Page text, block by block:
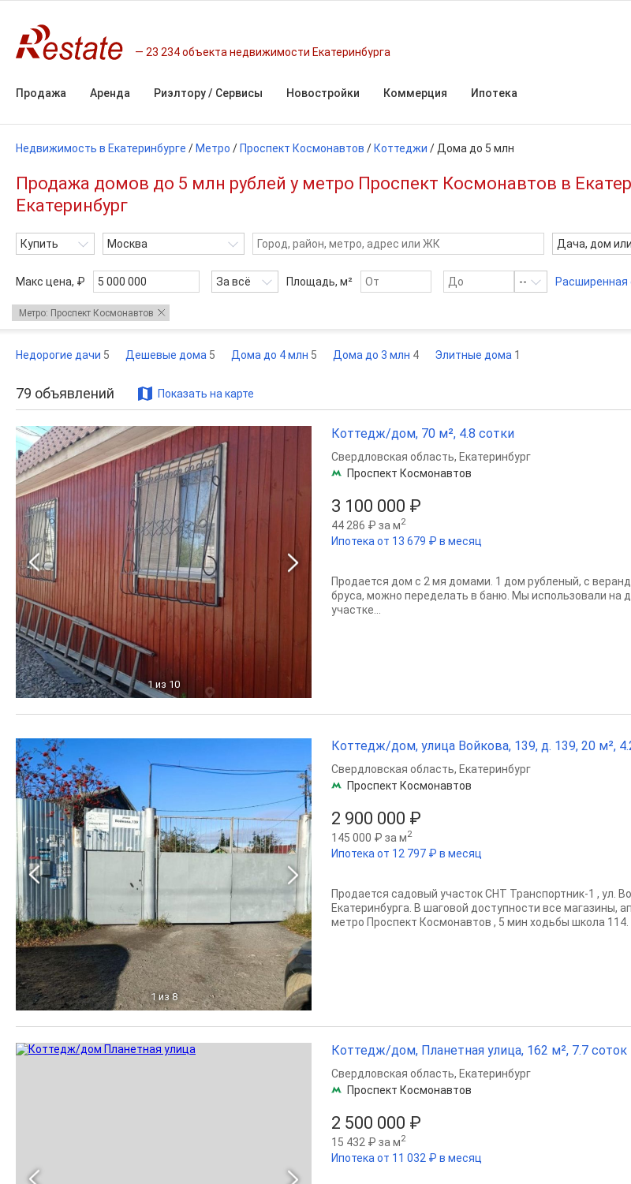
23 234 объекта недвижимости Екатеринбурга
Продажа Аренда Риэлтору / Сервисы Новостройки Коммерция Ипотека
Недвижимость в Екатеринбурге / Метро / Проспект Космонавтов / Коттеджи / Дома до 5 млн
Продажа домов до 5 млн рублей у метро Проспект Космонавтов в
Екатеринбург
Купить Москва Дача, дом
Макс цена, ₽ За всё Площадь, м² --
Метро: Проспект Космонавтов
Недорогие дачи 5 Дешевые дома 5 Дома до 4 млн 5 Дома до 3 млн 4 Элитные дома 1
79 объявлений Показать на карте
1 из 10
Коттедж/дом, 70 м², 4.8 сотки
3 100 000 ₽
44 286 ₽ за м2
Ипотека от 13 679 ₽ в месяц
Свердловская область, Екатеринбург
Проспект Космонавтов
Продается дом с 2 мя домами. 1 дом рубленый, с
бруса, можно переделать в баню. Мы использовали на
участке...
1 из 8
Коттедж/дом, улица Войкова, 139, д. 139, 20 м²,
2 900 000 ₽
145 000 ₽ за м2
Ипотека от 12 797 ₽ в месяц
Свердловская область, Екатеринбург
Проспект Космонавтов
Продается садовый участок СНТ Транспортник-1 , ул.
Екатеринбурга. В шаговой доступности все магазины,
метро Проспект Космонавтов , 5 мин ходьбы школа 114.
Коттедж/дом, Планетная улица, 162 м², 7.7 соток
2 500 000 ₽
15 432 ₽ за м2
Ипотека от 11 032 ₽ в месяц
Свердловская область, Екатеринбург
Проспект Космонавтов